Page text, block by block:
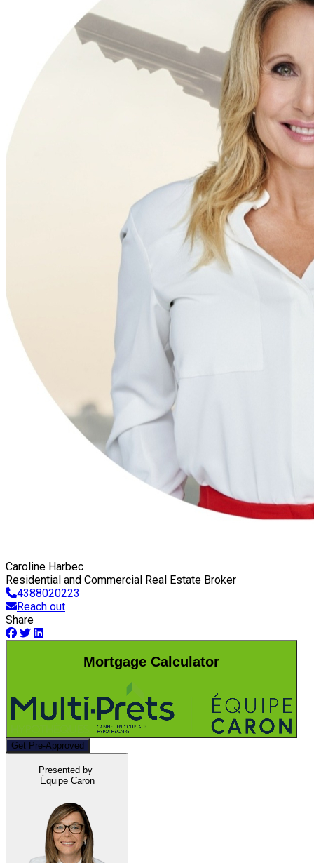
Caroline Harbec
Residential and Commercial Real Estate Broker
4388020223
Reach out
Share
Mortgage Calculator
Get Pre-Approved
Presented by
Équipe Caron